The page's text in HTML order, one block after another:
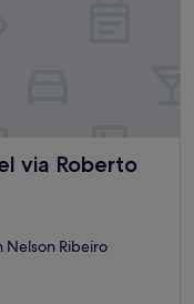
via Roberto
Imoveis
Nelson Ribeiro